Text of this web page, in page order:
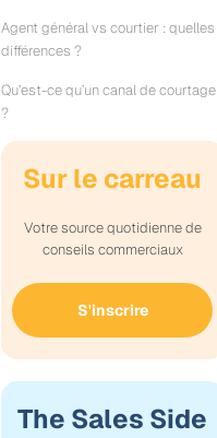
Agent général vs courtier : quelles
différences ?
Qu’est-ce qu’un canal de courtage
?
Sur le carreau
Votre source quotidienne de
conseils commerciaux
S'inscrire
The Sales Side